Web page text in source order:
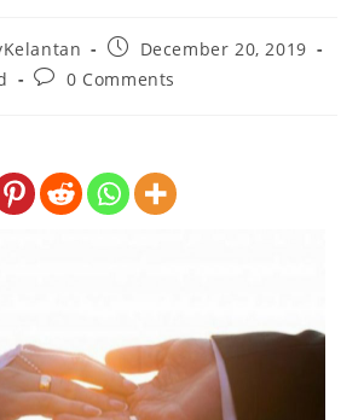
December 20, 2019
0 Comments